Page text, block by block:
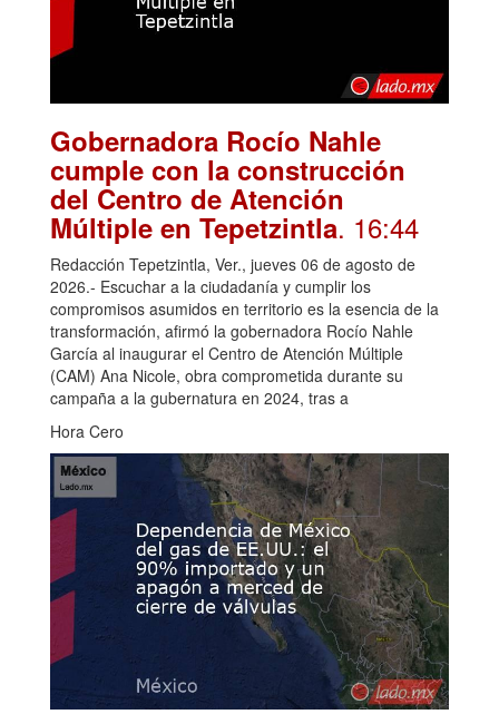
Gobernadora Rocío Nahle
cumple con la construcción
del Centro de Atención
Múltiple en Tepetzintla. 16:44
Redacción Tepetzintla, Ver., jueves 06 de agosto de
2026.- Escuchar a la ciudadanía y cumplir los
compromisos asumidos en territorio es la esencia de la
transformación, afirmó la gobernadora Rocío Nahle
García al inaugurar el Centro de Atención Múltiple
(CAM) Ana Nicole, obra comprometida durante su
campaña a la gubernatura en 2024, tras a
Hora Cero